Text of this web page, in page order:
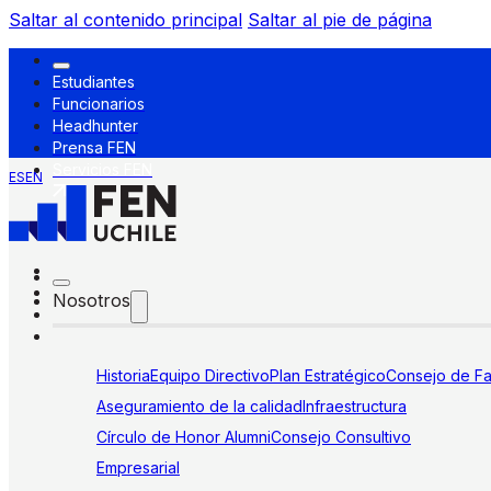
Saltar al contenido principal Saltar al pie de página
Estudiantes
Funcionarios
Headhunter
Prensa FEN
ESEN
Nosotros
HistoriaEquipo DirectivoPlan EstratégicoConsejo de
Aseguramiento de la calidadInfraestructura
Círculo de Honor AlumniConsejo Consultivo
Empresarial